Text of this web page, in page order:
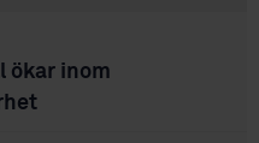
ökar inom